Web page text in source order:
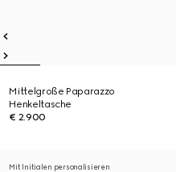
Mittelgroße Paparazzo
Henkeltasche
€ 2.900
Mit Initialen personalisieren